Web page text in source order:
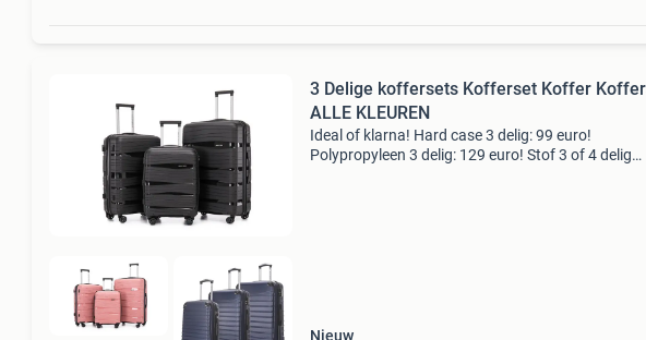
3 Delige koffersets Kofferset Koffer
ALLE KLEUREN
Ideal of klarna! Hard case 3 delig: 99 euro!
Polypropyleen 3 delig: 129 euro! Stof 3 of 4 delig
Nieuw